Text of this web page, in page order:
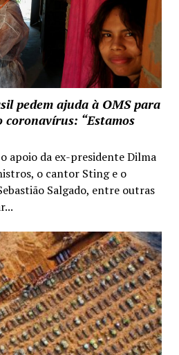
pedem ajuda à OMS para
“Estamos
apoio da ex-presidente Dilma
o cantor Sting e o
Salgado, entre outras